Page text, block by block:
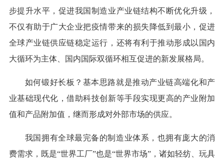
步提升水平，促进我国制造业产业链结构不断优化升级，
不仅有助于广大企业把疫情带来的损失降低到最小，促进
全球产业链供应链稳定运行，还将有利于推动形成以国内
大循环为主体、国内国际双循环相互促进的新发展格局。
如何锻好长板？基本思路就是推动产业链高端化和产
业基础现代化，借助科技创新等手段实现更高的产业附加
值和产品附加值，继而形成对外部市场的供应。
我国拥有全球最完备的制造业体系，也拥有庞大的消
费需求，既是“世界工厂”也是“世界市场”，诸如轻纺、玩具